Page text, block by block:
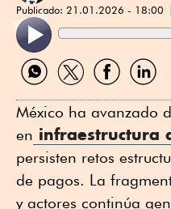
Publicado: 21.01.2026 - 18:00
Compartir
por
Compartir
por
Compartir
por
por
México ha avanzado
en infraestructura
persisten retos
de pagos. La
y actores continúa